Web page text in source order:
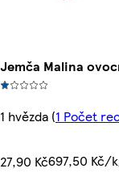
Jemča Malina
1 hvězda (1 Počet
27,90 Kč697,50 Kč/